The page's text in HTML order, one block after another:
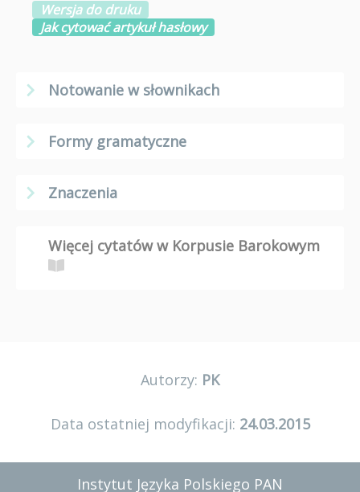
Wersja do druku
Jak cytować artykuł hasłowy
Notowanie w słownikach
Formy gramatyczne
Znaczenia
Więcej cytatów w Korpusie Barokowym
Autorzy: PK
Data ostatniej modyfikacji: 24.03.2015
Instytut Języka Polskiego PAN